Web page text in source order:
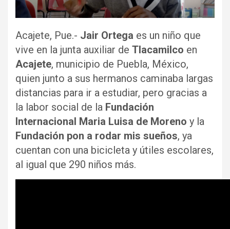
Acajete, Pue.- Jair Ortega es un niño que
vive en la junta auxiliar de Tlacamilco en
Acajete, municipio de Puebla, México,
quien junto a sus hermanos caminaba largas
distancias para ir a estudiar, pero gracias a
la labor social de la Fundación
Internacional Maria Luisa de Moreno y la
Fundación pon a rodar mis sueños, ya
cuentan con una bicicleta y útiles escolares,
al igual que 290 niños más.